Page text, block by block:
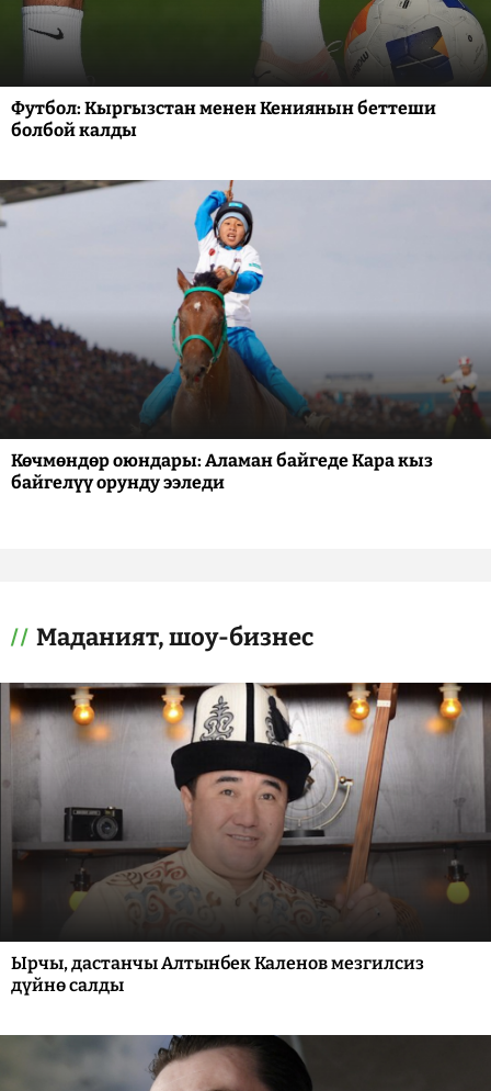
Футбол: Кыргызстан менен Кениянын беттеши
болбой калды
Көчмөндөр оюндары: Аламан байгеде Кара кыз
байгелүү орунду ээледи
Маданият, шоу-бизнес
Ырчы, дастанчы Алтынбек Каленов мезгилсиз
дүйнө салды